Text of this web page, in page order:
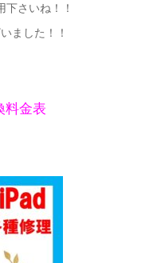
下さいね！！
ました！！
料金表